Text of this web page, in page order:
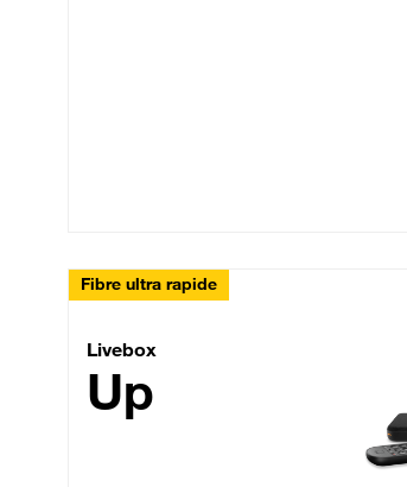
Fibre ultra rapide
Livebox Up Fibre
Livebox
Up